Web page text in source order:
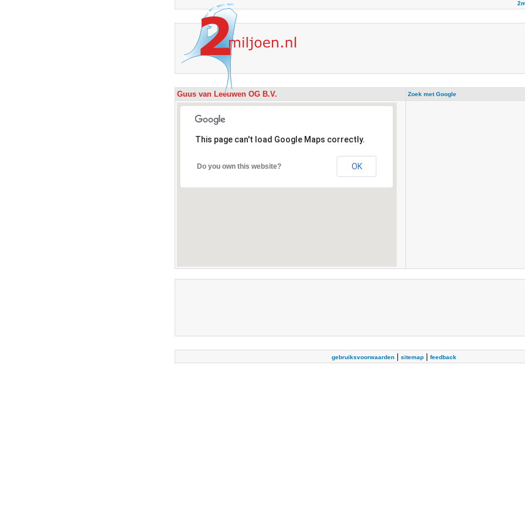
Guus van Leeuwen OG B.V. Zoek met Google
This page can't load Google Maps correctly.
Do you own this website? OK
gebruiksvoorwaarden| sitemap| feedback